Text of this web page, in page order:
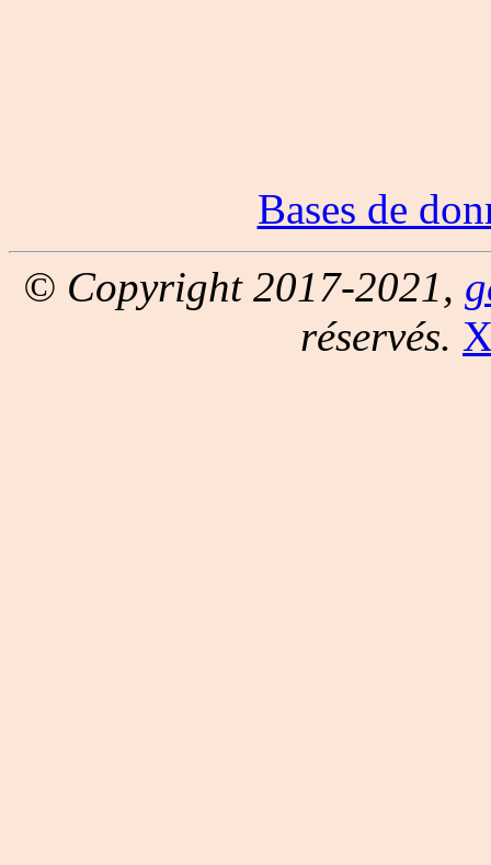
Bases de
© Copyright 2017-2021,
réservés.